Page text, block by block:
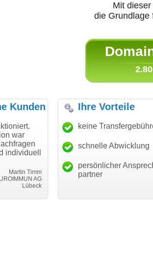
Mit
die
Kunden
"Danke für den schnellen
Transfer und guten Service!"
Thomas Schäfer
i can eckert communication GmbH
"Ich bin
haben.
mein
Ihre Vorteile
keine
schnelle Abwicklung
persönlicher
partner